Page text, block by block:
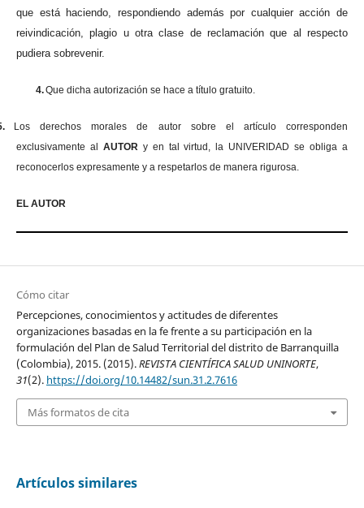
que está haciendo, respondiendo además por cualquier acción de
reivindicación, plagio u otra clase de reclamación que al respecto
pudiera sobrevenir.
4.Que dicha autorización se hace a título gratuito.
Los derechos morales de autor sobre el artículo corresponden
exclusivamente al AUTOR y en tal virtud, la UNIVERIDAD se obliga a
reconocerlos expresamente y a respetarlos de manera rigurosa.
EL AUTOR
Cómo citar
Percepciones, conocimientos y actitudes de diferentes
organizaciones basadas en la fe frente a su participación en la
formulación del Plan de Salud Territorial del distrito de Barranquilla
(Colombia), 2015. (2015).REVISTA CIENTÍFICA SALUD UNINORTE,
31(2). https://doi.org/10.14482/sun.31.2.7616
Más formatos de cita
Artículos similares